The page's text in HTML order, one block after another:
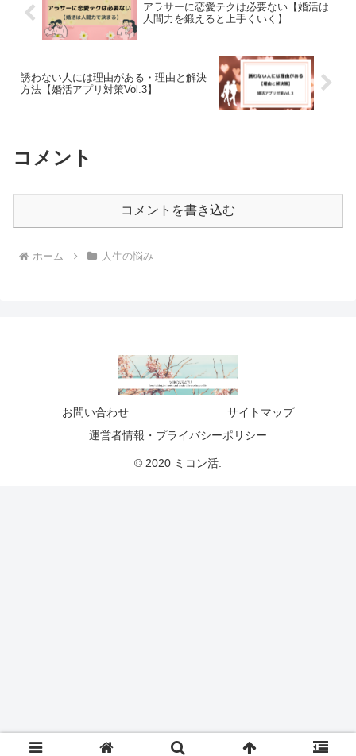
アラサーに恋愛テクは必要ない【婚活は
人間力を鍛えると上手くいく】
誘わない人には理由がある・理由と解決
方法【婚活アプリ対策Vol.3】
コメント
コメントを書き込む
ホーム 人生の悩み
お問い合わせ
サイトマップ
運営者情報・プライバシーポリシー
© 2020 ミコン活.